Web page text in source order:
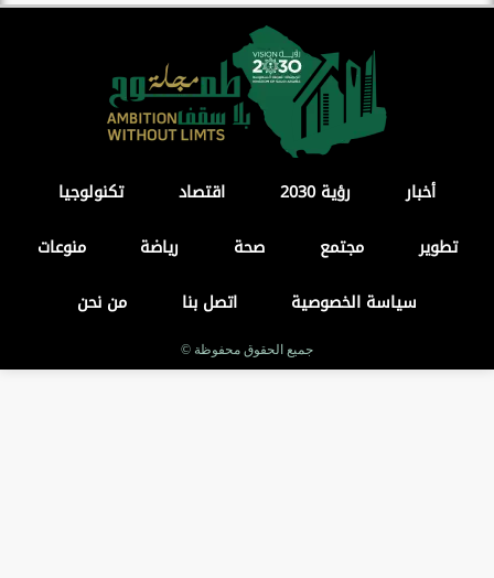
أخبار رؤية 2030 اقتصاد
تكنولوجيا
تطوير
مجتمع صحة رياضة
منوعات
سياسة الخصوصية
اتصل بنا من نحن
جميع الحقوق محفوظة ©